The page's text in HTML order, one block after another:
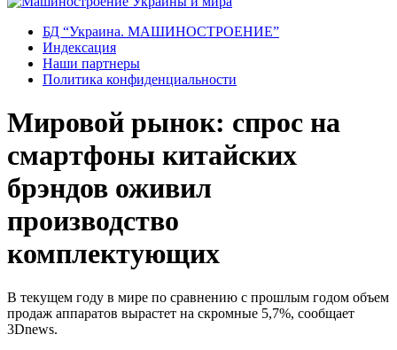
БД “Украина. МАШИНОСТРОЕНИЕ”
Индекcация
Наши партнеры
Политика конфиденциальности
Мировой рынок: спрос на
смартфоны китайских
брэндов оживил
производство
комплектующих
В текущем году в мире по сравнению с прошлым годом объем
продаж аппаратов вырастет на скромные 5,7%, сообщает
3Dnews.